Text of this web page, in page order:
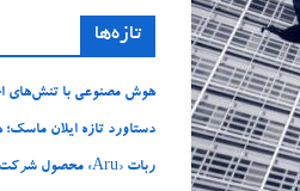
تازه‌ها
هوش مصنوعی با تنش‌های
دستاورد تازه ایلان
ربات «Aru» محصول شرکت فرانسوی Nio Robotics